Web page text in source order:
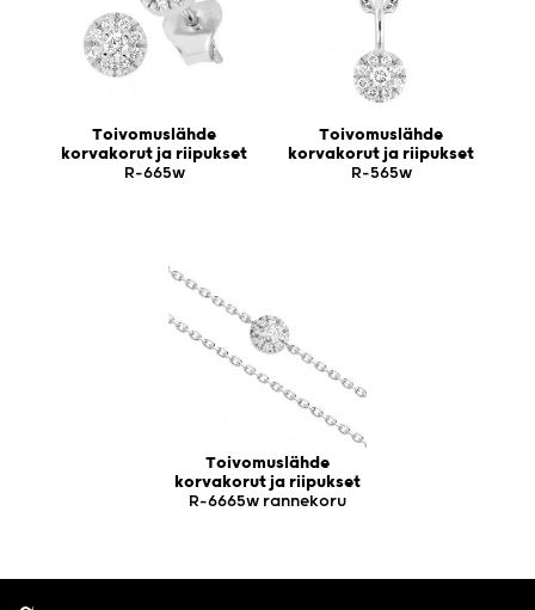
Toivomuslähde
korvakorut ja riipukset
R-665w
Toivomuslähde
korvakorut ja riipukset
R-565w
Toivomuslähde
korvakorut ja riipukset
R-6665w rannekoru